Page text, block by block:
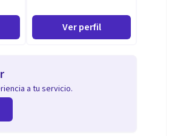
en investigaciónVer perfil
a tu servicio.